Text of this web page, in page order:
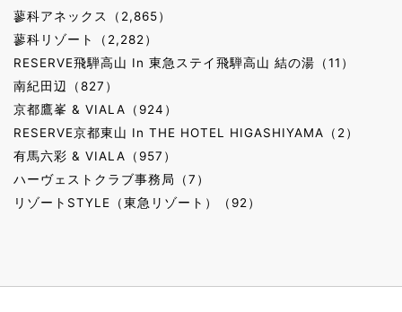
蓼科アネックス（2,865）
蓼科リゾート（2,282）
RESERVE飛騨高山 In 東急ステイ飛騨高山 結の湯（11）
南紀田辺（827）
京都鷹峯 & VIALA（924）
RESERVE京都東山 In THE HOTEL HIGASHIYAMA（2）
有馬六彩 & VIALA（957）
ハーヴェストクラブ事務局（7）
リゾートSTYLE（東急リゾート）（92）